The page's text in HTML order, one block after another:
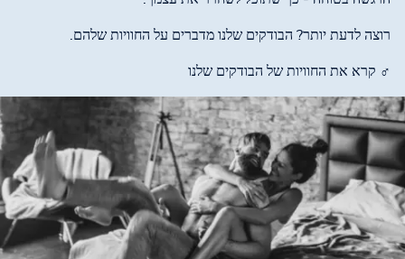
רוצה לדעת יותר? הבודקים שלנו מדברים על החוויות שלהם.
♂ קרא את החוויות של הבודקים שלנו